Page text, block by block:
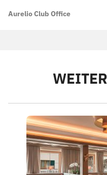
Aurelio Club Office